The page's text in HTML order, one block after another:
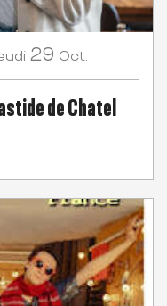
29 Oct.
de Chatel